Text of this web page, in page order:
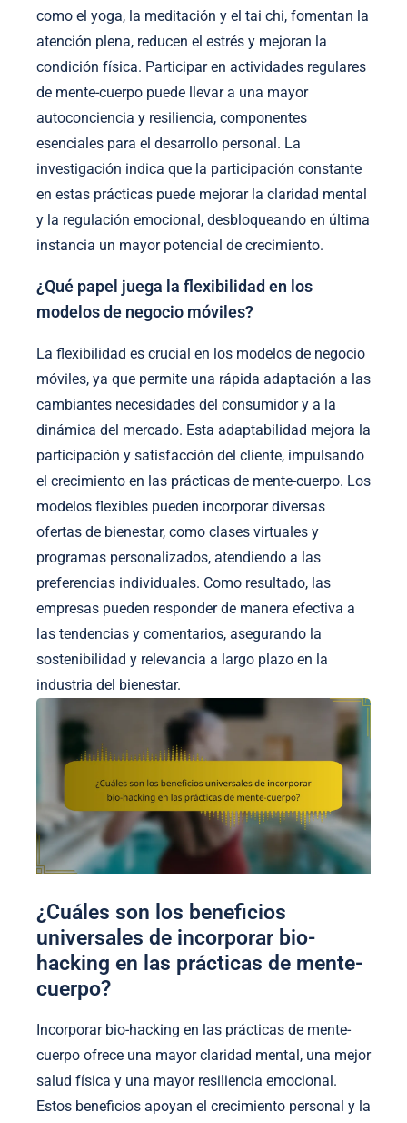
como el yoga, la meditación y el tai chi, fomentan la
atención plena, reducen el estrés y mejoran la
condición física. Participar en actividades regulares
de mente-cuerpo puede llevar a una mayor
autoconciencia y resiliencia, componentes
esenciales para el desarrollo personal. La
investigación indica que la participación constante
en estas prácticas puede mejorar la claridad mental
y la regulación emocional, desbloqueando en última
instancia un mayor potencial de crecimiento.
¿Qué papel juega la flexibilidad en los
modelos de negocio móviles?
La flexibilidad es crucial en los modelos de negocio
móviles, ya que permite una rápida adaptación a las
cambiantes necesidades del consumidor y a la
dinámica del mercado. Esta adaptabilidad mejora la
participación y satisfacción del cliente, impulsando
el crecimiento en las prácticas de mente-cuerpo. Los
modelos flexibles pueden incorporar diversas
ofertas de bienestar, como clases virtuales y
programas personalizados, atendiendo a las
preferencias individuales. Como resultado, las
empresas pueden responder de manera efectiva a
las tendencias y comentarios, asegurando la
sostenibilidad y relevancia a largo plazo en la
industria del bienestar.
¿Cuáles son los beneficios
universales de incorporar bio-
hacking en las prácticas de mente-
cuerpo?
Incorporar bio-hacking en las prácticas de mente-
cuerpo ofrece una mayor claridad mental, una mejor
salud física y una mayor resiliencia emocional.
Estos beneficios apoyan el crecimiento personal y la